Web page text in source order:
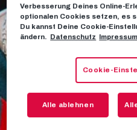
Verbesserung Deines Online-
optionalen Cookies setzen, es
Du kannst Deine Cookie-
ändern. Datenschutz Impressum
Cookie-
Alle ablehnen